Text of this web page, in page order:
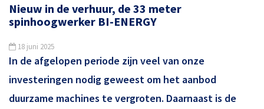
Nieuw in de verhuur, de 33 meter
spinhoogwerker BI-ENERGY
18 juni 2025
In de afgelopen periode zijn veel van onze
investeringen nodig geweest om het aanbod
duurzame machines te vergroten. Daarnaast is de